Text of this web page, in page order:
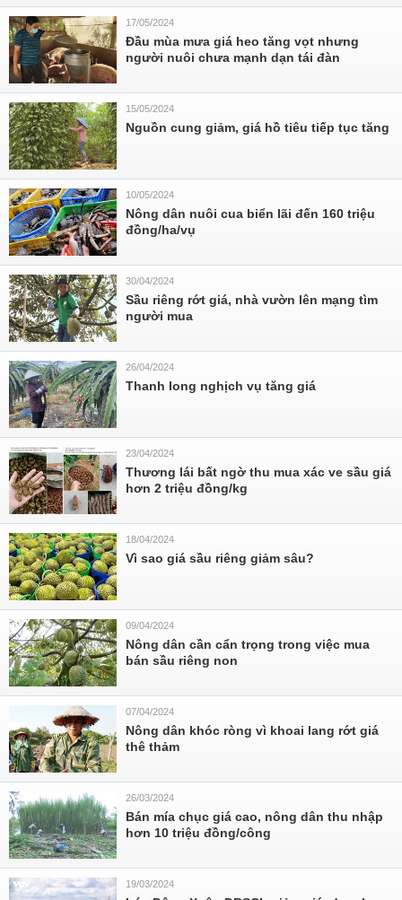
17/05/2024
Đầu mùa mưa giá heo tăng vọt nhưng
người nuôi chưa mạnh dạn tái đàn
15/05/2024
Nguồn cung giảm, giá hồ tiêu tiếp tục tăng
10/05/2024
Nông dân nuôi cua biển lãi đến 160 triệu
đồng/ha/vụ
30/04/2024
Sầu riêng rớt giá, nhà vườn lên mạng tìm
người mua
26/04/2024
Thanh long nghịch vụ tăng giá
23/04/2024
Thương lái bất ngờ thu mua xác ve sầu giá
hơn 2 triệu đồng/kg
18/04/2024
Vì sao giá sầu riêng giảm sâu?
09/04/2024
Nông dân cần cẩn trọng trong việc mua
bán sầu riêng non
07/04/2024
Nông dân khóc ròng vì khoai lang rớt giá
thê thảm
26/03/2024
Bán mía chục giá cao, nông dân thu nhập
hơn 10 triệu đồng/công
19/03/2024